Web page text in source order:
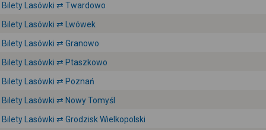
Bilety Lasówki ⇄ Twardowo
Bilety Lasówki ⇄ Lwówek
Bilety Lasówki ⇄ Granowo
Bilety Lasówki ⇄ Ptaszkowo
Bilety Lasówki ⇄ Poznań
Bilety Lasówki ⇄ Nowy Tomyśl
Bilety Lasówki ⇄ Grodzisk Wielkopolski